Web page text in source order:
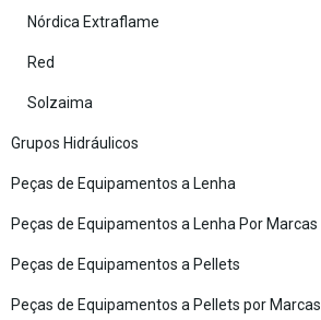
Nórdica Extraflame
Red
Solzaima
Grupos Hidráulicos
Peças de Equipamentos a Lenha
Peças de Equipamentos a Lenha Por Marcas
Peças de Equipamentos a Pellets
Peças de Equipamentos a Pellets por Marcas